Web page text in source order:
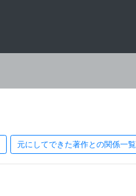
元にしてできた著作との関係一覧